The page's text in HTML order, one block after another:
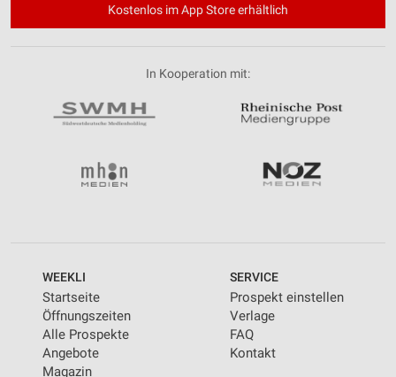
Kostenlos im App Store erhältlich
In Kooperation mit:
WEEKLI
Startseite
Öffnungszeiten
Alle Prospekte
Angebote
Magazin
SERVICE
Prospekt einstellen
Verlage
FAQ
Kontakt